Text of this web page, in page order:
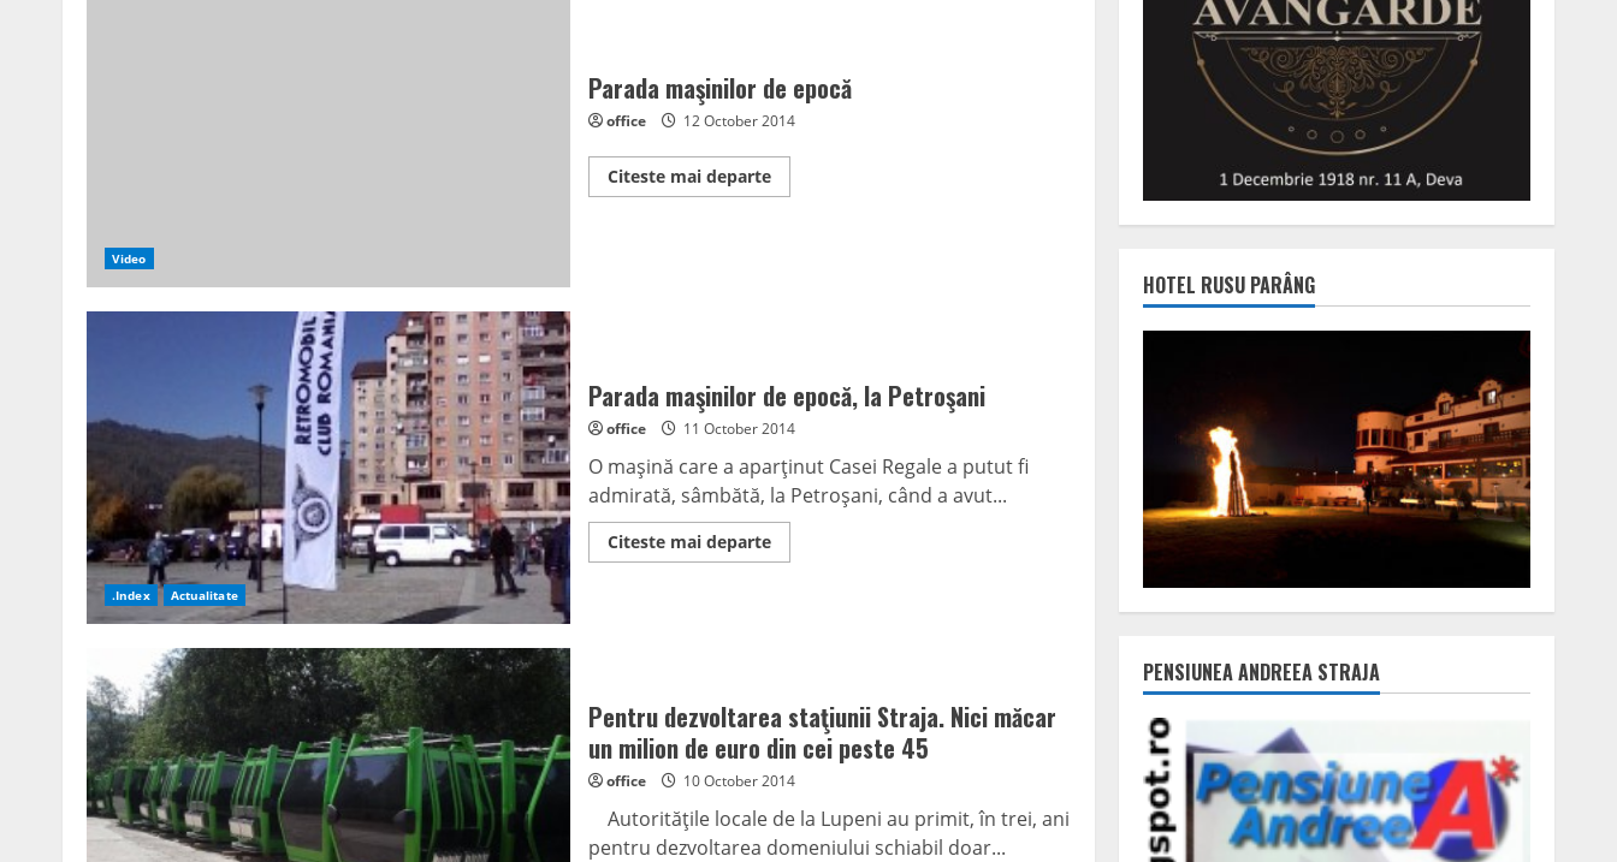
Video
Parada maşinilor de epocă
office 12 October 2014
Citeste mai departeRead
more
.Index Actualitate
Parada maşinilor de epocă, la Petroşani
office 11 October 2014
O maşină care a aparţinut Casei Regale a putut fi
admirată, sâmbătă, la Petroşani, când a avut...
Citeste mai departeRead
more
Pentru dezvoltarea staţiunii Straja. Nici măcar
un milion de euro din cei peste 45
office 10 October 2014
Autorităţile locale de la Lupeni au primit, în trei, ani
pentru dezvoltarea domeniului schiabil doar...
HOTEL RUSU PARÂNG
PENSIUNEA ANDREEA STRAJA